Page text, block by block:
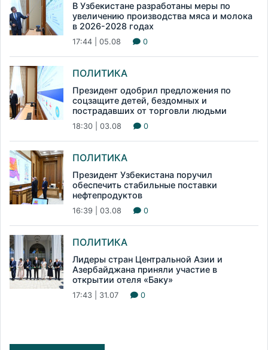
В Узбекистане разработаны меры по
увеличению производства мяса и молока
в 2026-2028 годах
17:44 | 05.08 0
ПОЛИТИКА
Президент одобрил предложения по
соцзащите детей, бездомных и
пострадавших от торговли людьми
18:30 | 03.08 0
ПОЛИТИКА
Президент Узбекистана поручил
обеспечить стабильные поставки
нефтепродуктов
16:39 | 03.08 0
ПОЛИТИКА
Лидеры стран Центральной Азии и
Азербайджана приняли участие в
открытии отеля «Баку»
17:43 | 31.07 0